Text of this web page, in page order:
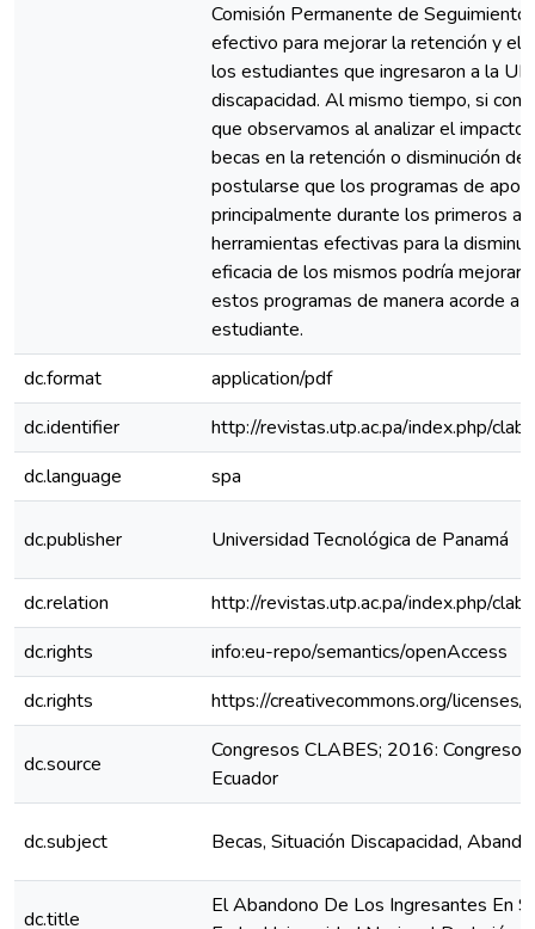
Comisión Permanente de
efectivo para mejorar la retención y el
los estudiantes que ingresaron a la
discapacidad. Al mismo tiempo, si
que observamos al analizar el
becas en la retención o disminución
postularse que los programas de
principalmente durante los primeros
herramientas efectivas para la
eficacia de los mismos podría
estos programas de manera acorde a
estudiante.
dc.format
application/pdf
dc.identifier
http://revistas.utp.ac.pa/index.php/
dc.language
spa
dc.publisher Universidad Tecnológica de Panamá
dc.relation
http://revistas.utp.ac.pa/index.php/
dc.rights
info:eu-repo/semantics/openAccess
dc.rights
https://creativecommons.org/
dc.source
Congresos CLABES; 2016: Congreso
Ecuador
dc.subject Becas, Situación Discapacidad,
dc.title
El Abandono De Los Ingresantes En